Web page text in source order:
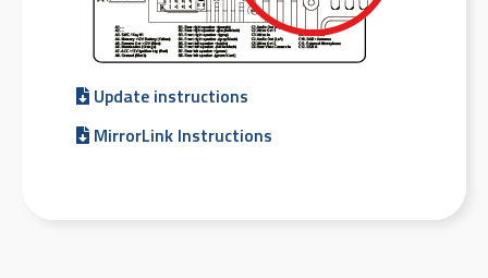
Update instructions
MirrorLink Instructions